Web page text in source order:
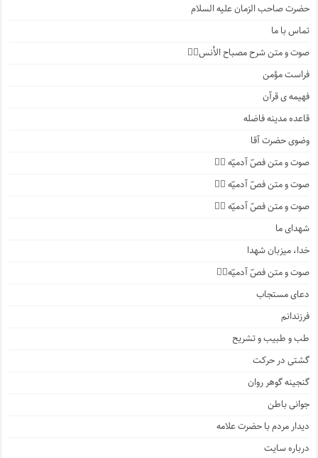
حضرت صاحب الزمان علیه السلام
تماس با ما
صوت و متن شرح مصباح الأنس۱️⃣
فراست مؤمن
فهیمه ی قرآن
قاعده مدینه فاضله
وضوی حضرت آقا
صوت و متن فصّ آدمیّه ۴️⃣
صوت و متن فصّ آدمیّه ۳️⃣
صوت و متن فصّ آدمیّه ۲️⃣
شهدای ما
خدا، میزبان شهدا
صوت و متن فصّ آدمیّه۱️⃣
دعای مستجاب
فرزندانم
طب و طبیب و تشریح
گشتی در حرکت
گنجینه گوهر روان
جوانی باطن
دیدار مردم با حضرت علامه
درباره سایت